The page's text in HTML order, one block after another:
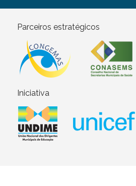
Parceiros estratégicos
Iniciativa